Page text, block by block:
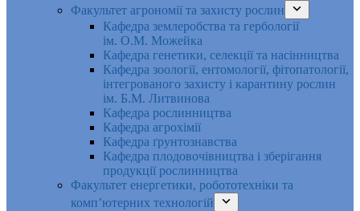
Факультет агрономії та захисту рослин
Кафедра землеробства та гербології
ім. О.М. Можейка
Кафедра генетики, селекції та насінництва
Кафедра зоології, ентомології, фітопатології,
інтегрованого захисту і карантину рослин
ім. Б.М. Литвинова
Кафедра рослинництва
Кафедра агрохімії
Кафедра ґрунтознавства
Кафедра плодовочівництва і зберігання
продукції рослинництва
Факультет енергетики, робототехніки та
комп’ютерних технологій